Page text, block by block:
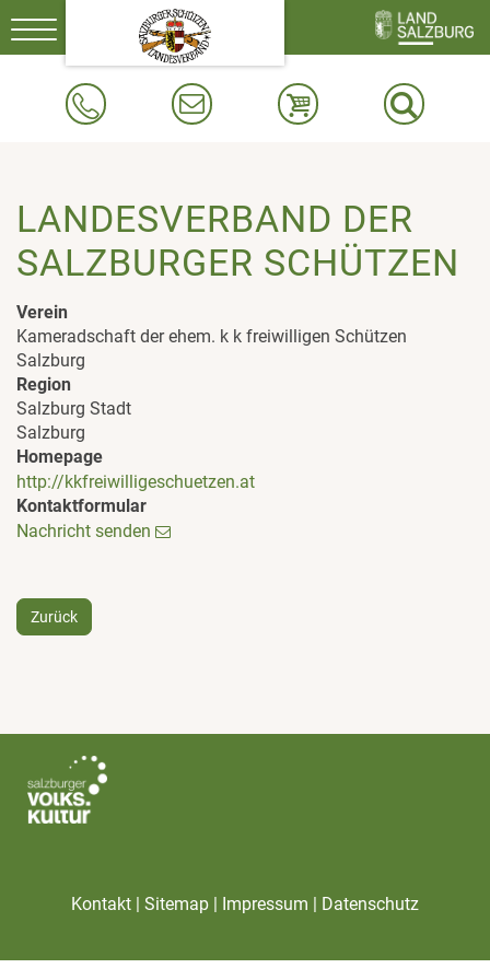
Toggle
navigation
LANDESVERBAND DER
SALZBURGER SCHÜTZEN
Verein
Kameradschaft der ehem. k k freiwilligen Schützen
Salzburg
Region
Salzburg Stadt
Salzburg
Homepage
http://kkfreiwilligeschuetzen.at
Kontaktformular
Nachricht senden
Zurück
Kontakt | Sitemap | Impressum | Datenschutz